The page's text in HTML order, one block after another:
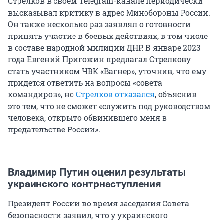
высказывал критику в адрес Минобороны России.
Он также несколько раз заявлял о готовности
принять участие в боевых действиях, в том числе
в составе народной милиции ДНР. В январе 2023
года Евгений Пригожин предлагал Стрелкову
стать участником ЧВК «Вагнер», уточнив, что ему
придется ответить на вопросы «совета
командиров», ноСтрелков отказался, объяснив
это тем, что не сможет «служить под руководством
человека, открыто обвинившего меня в
предательстве России».
Владимир Путин оценил результаты
украинского контрнаступления
Президент России во время заседания Совета
безопасности заявил, что у украинского